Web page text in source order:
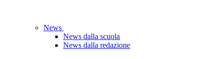
News
News dalla scuola
News dalla redazione